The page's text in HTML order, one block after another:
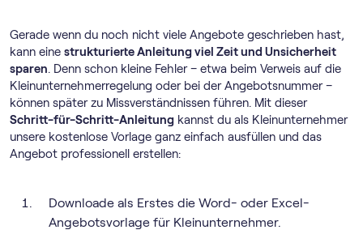
Gerade wenn du noch nicht viele Angebote geschrieben hast,
kann eine strukturierte Anleitung viel Zeit und Unsicherheit
sparen. Denn schon kleine Fehler – etwa beim Verweis auf die
Klein­unternehmer­regelung oder bei der Angebotsnummer –
können später zu Missverständnissen führen. Mit dieser
Schritt-für-Schritt-Anleitung kannst du als Kleinunternehmer
unsere kostenlose Vorlage ganz einfach ausfüllen und das
Angebot professionell erstellen:
Downloade als Erstes die Word- oder Excel-
Angebotsvorlage für Kleinunternehmer.